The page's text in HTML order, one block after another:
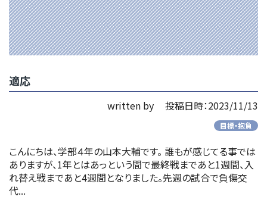
適応
written by 投稿日時：2023/11/13
目標・抱負
こんにちは、学部４年の山本大輔です。 誰もが感じてる事では
ありますが、1年とはあっという間で最終戦まであと1週間、入
れ替え戦まであと4週間となりました。先週の試合で負傷交
代...